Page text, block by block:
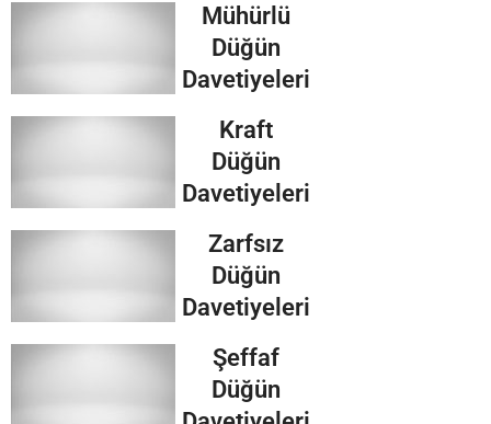
Mühürlü
Düğün
Davetiyeleri
Kraft
Düğün
Davetiyeleri
Zarfsız
Düğün
Davetiyeleri
Şeffaf
Düğün